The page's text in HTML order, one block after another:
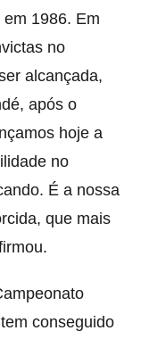
1986. Em
no
alcançada,
após o
hoje a
no
É a nossa
que mais
conseguido